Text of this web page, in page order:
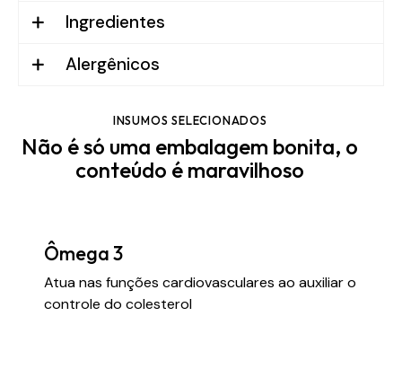
Ingredientes
Alergênicos
INSUMOS SELECIONADOS
Não é só uma embalagem bonita, o
conteúdo é maravilhoso
Ômega 3
Atua nas funções cardiovasculares ao auxiliar o
controle do colesterol